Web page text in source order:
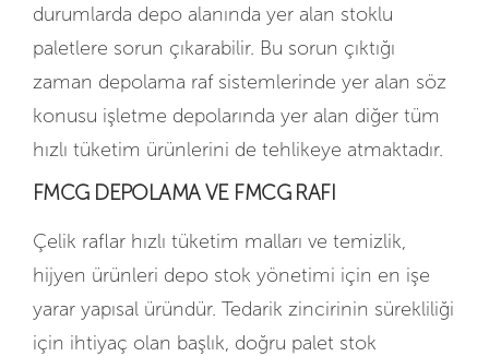
durumlarda depo alanında yer alan stoklu
paletlere sorun çıkarabilir. Bu sorun çıktığı
zaman depolama raf sistemlerinde yer alan söz
konusu işletme depolarında yer alan diğer tüm
hızlı tüketim ürünlerini de tehlikeye atmaktadır.
FMCG DEPOLAMA VE FMCG RAFI
Çelik raflar hızlı tüketim malları ve temizlik,
hijyen ürünleri depo stok yönetimi için en işe
yarar yapısal üründür. Tedarik zincirinin sürekliliği
için ihtiyaç olan başlık, doğru palet stok